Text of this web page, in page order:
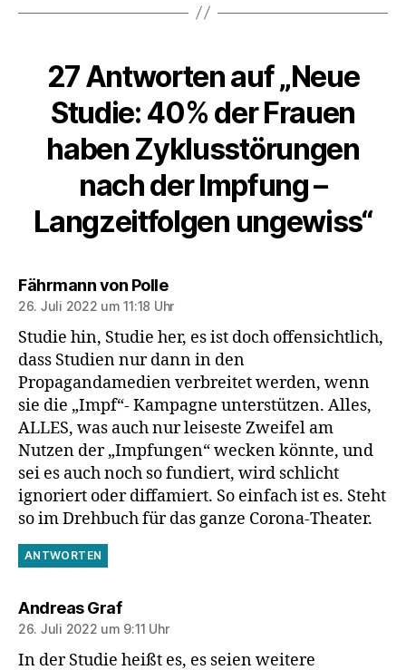
27 Antworten auf „Neue
Studie: 40% der Frauen
haben Zyklusstörungen
nach der Impfung –
Langzeitfolgen ungewiss“
Fährmann von Pollesagt:
26. Juli 2022 um 11:18 Uhr
Studie hin, Studie her, es ist doch offensichtlich,
dass Studien nur dann in den
Propagandamedien verbreitet werden, wenn
sie die „Impf“- Kampagne unterstützen. Alles,
ALLES, was auch nur leiseste Zweifel am
Nutzen der „Impfungen“ wecken könnte, und
sei es auch noch so fundiert, wird schlicht
ignoriert oder diffamiert. So einfach ist es. Steht
so im Drehbuch für das ganze Corona-Theater.
ANTWORTEN
Andreas Grafsagt:
26. Juli 2022 um 9:11 Uhr
In der Studie heißt es, es seien weitere